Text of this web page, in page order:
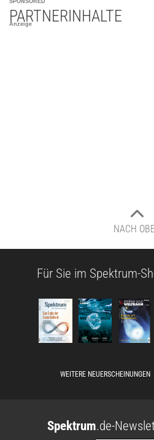
PARTNERINHALTE
Anzeige
NACH
Für Sie im Spektrum-
WEITERE NEUERSCHEINUNGEN
Spektrum.de-